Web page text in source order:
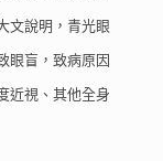
文說明，青光眼
眼盲，致病原因
近視、其他全身